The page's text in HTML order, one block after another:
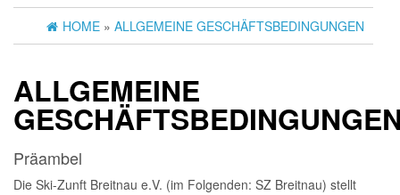
HOME » ALLGEMEINE GESCHÄFTSBEDINGUNGEN
ALLGEMEINE
Präambel
Die Ski-Zunft Breitnau e.V. (im Folgenden: SZ Breitnau) stellt